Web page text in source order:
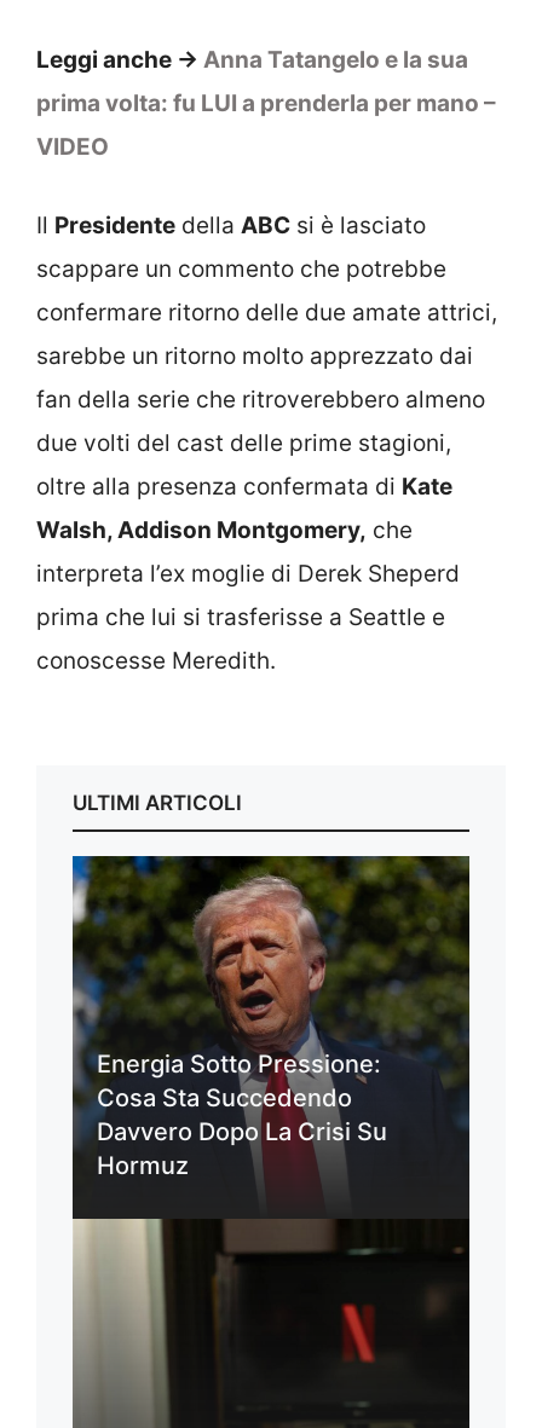
Leggi anche -> Anna Tatangelo e la sua
prima volta: fu LUI a prenderla per mano –
VIDEO
Il Presidente della ABC si è lasciato
scappare un commento che potrebbe
confermare ritorno delle due amate attrici,
sarebbe un ritorno molto apprezzato dai
fan della serie che ritroverebbero almeno
due volti del cast delle prime stagioni,
oltre alla presenza confermata di Kate
Walsh, Addison Montgomery, che
interpreta l’ex moglie di Derek Sheperd
prima che lui si trasferisse a Seattle e
conoscesse Meredith.
ULTIMI ARTICOLI
Energia Sotto Pressione:
Cosa Sta Succedendo
Davvero Dopo La Crisi Su
Hormuz